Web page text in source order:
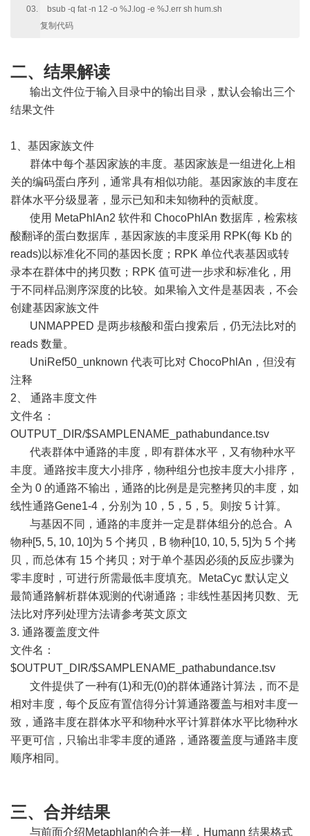
bsub -q fat -n 12 -o %J.log -e %J.err sh hum.sh
复制代码
二、结果解读
输出文件位于输入目录中的输出目录，默认会输出三个
结果文件
1、基因家族文件
群体中每个基因家族的丰度。基因家族是一组进化上相
关的编码蛋白序列，通常具有相似功能。基因家族的丰度在
群体水平分级显著，显示已知和未知物种的贡献度。
使用 MetaPhlAn2 软件和 ChocoPhlAn 数据库，检索核
酸翻译的蛋白数据库，基因家族的丰度采用 RPK(每 Kb 的
reads)以标准化不同的基因长度；RPK 单位代表基因或转
录本在群体中的拷贝数；RPK 值可进一步求和标准化，用
于不同样品测序深度的比较。如果输入文件是基因表，不会
创建基因家族文件
UNMAPPED 是两步核酸和蛋白搜索后，仍无法比对的
reads 数量。
UniRef50_unknown 代表可比对 ChocoPhlAn，但没有
注释
2、 通路丰度文件
文件名：
OUTPUT_DIR/$SAMPLENAME_pathabundance.tsv
代表群体中通路的丰度，即有群体水平，又有物种水平
丰度。通路按丰度大小排序，物种组分也按丰度大小排序，
全为 0 的通路不输出，通路的比例是是完整拷贝的丰度，如
线性通路Gene1-4，分别为 10，5，5，5。则按 5 计算。
与基因不同，通路的丰度并一定是群体组分的总合。A
物种[5, 5, 10, 10]为 5 个拷贝，B 物种[10, 10, 5, 5]为 5 个拷
贝，而总体有 15 个拷贝；对于单个基因必须的反应步骤为
零丰度时，可进行所需最低丰度填充。MetaCyc 默认定义
最简通路解析群体观测的代谢通路；非线性基因拷贝数、无
法比对序列处理方法请参考英文原文
3. 通路覆盖度文件
文件名：
$OUTPUT_DIR/$SAMPLENAME_pathabundance.tsv
文件提供了一种有(1)和无(0)的群体通路计算法，而不是
相对丰度，每个反应有置信得分计算通路覆盖与相对丰度一
致，通路丰度在群体水平和物种水平计算群体水平比物种水
平更可信，只输出非零丰度的通路，通路覆盖度与通路丰度
顺序相同。
三、合并结果
与前面介绍Metaphlan的合并一样，Humann 结果格式